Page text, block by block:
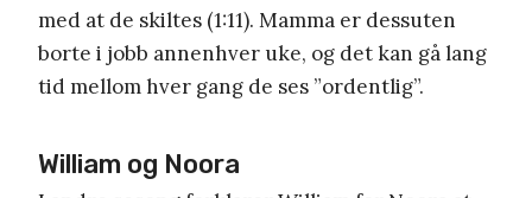
med at de skiltes (1:11). Mamma er dessuten
borte i jobb annenhver uke, og det kan gå lang
tid mellom hver gang de ses ”ordentlig”.
William og Noora